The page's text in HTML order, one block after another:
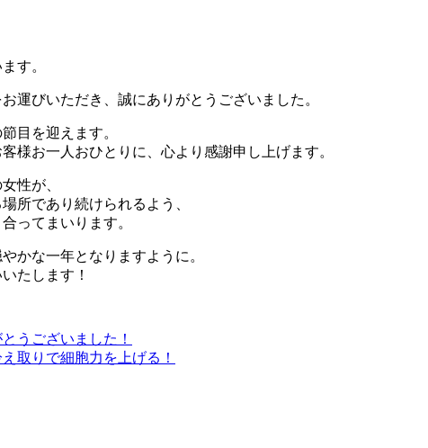
す。
運びいただき、誠にありがとうございました。
目を迎えます。
様お一人おひとりに、心より感謝申し上げます。
性が、
所であり続けられるよう、
ってまいります。
かな一年となりますように。
たします！
うございました！
取りで細胞力を上げる！